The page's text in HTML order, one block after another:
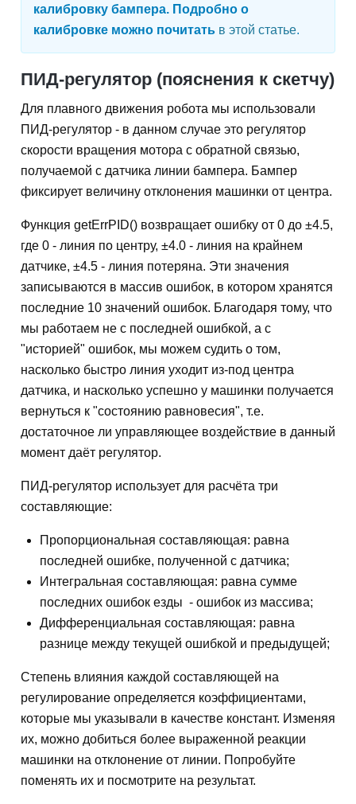
калибровку бампера. Подробно о
калибровке можно почитать в этой статье.
ПИД-регулятор (пояснения к скетчу)
Для плавного движения робота мы использовали
ПИД-регулятор - в данном случае это регулятор
скорости вращения мотора с обратной связью,
получаемой с датчика линии бампера. Бампер
фиксирует величину отклонения машинки от центра.
Функция getErrPID() возвращает ошибку от 0 до ±4.5,
где 0 - линия по центру, ±4.0 - линия на крайнем
датчике, ±4.5 - линия потеряна. Эти значения
записываются в массив ошибок, в котором хранятся
последние 10 значений ошибок. Благодаря тому, что
мы работаем не с последней ошибкой, а с
"историей" ошибок, мы можем судить о том,
насколько быстро линия уходит из-под центра
датчика, и насколько успешно у машинки получается
вернуться к "состоянию равновесия", т.е.
достаточное ли управляющее воздействие в данный
момент даёт регулятор.
ПИД-регулятор использует для расчёта три
составляющие:
Пропорциональная составляющая: равна
последней ошибке, полученной с датчика;
Интегральная составляющая: равна сумме
последних ошибок езды - ошибок из массива;
Дифференциальная составляющая: равна
разнице между текущей ошибкой и предыдущей;
Степень влияния каждой составляющей на
регулирование определяется коэффициентами,
которые мы указывали в качестве констант. Изменяя
их, можно добиться более выраженной реакции
машинки на отклонение от линии. Попробуйте
поменять их и посмотрите на результат.